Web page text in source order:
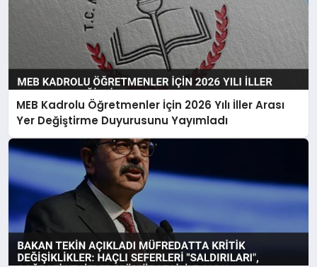
MEB Kadrolu Öğretmenler İçin 2026 Yılı İller Arası
Yer Değiştirme Duyurusunu Yayımladı